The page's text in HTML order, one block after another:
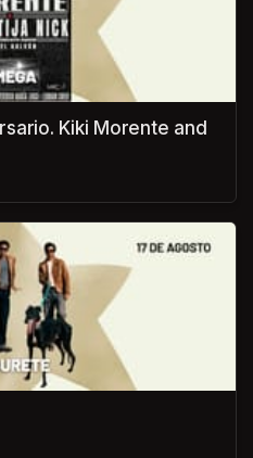
Kiki Morente and